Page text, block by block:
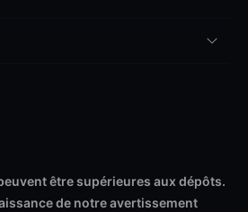
être supérieures aux dépôts.
de notre avertissement